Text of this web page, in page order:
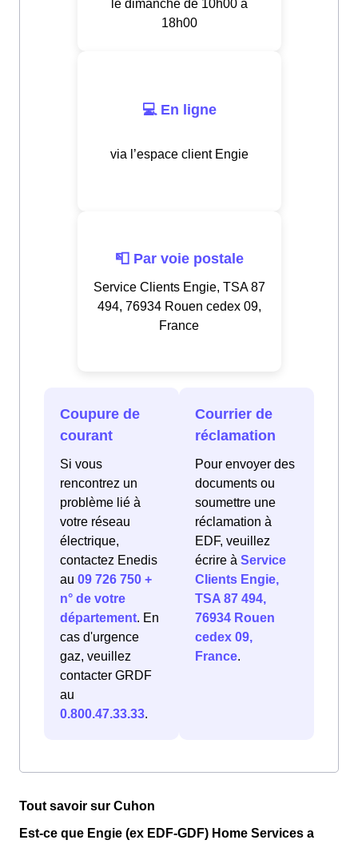
le dimanche de 10h00 à
18h00
💻 En ligne
via l’espace client Engie
📮 Par voie postale
Service Clients Engie, TSA 87
494, 76934 Rouen cedex 09,
France
Coupure de
courant
Si vous
rencontrez un
problème lié à
votre réseau
électrique,
contactez Enedis
au 09 726 750 +
n° de votre
département. En
cas d'urgence
gaz, veuillez
contacter GRDF
au
0.800.47.33.33.
Courrier de
réclamation
Pour envoyer des
documents ou
soumettre une
réclamation à
EDF, veuillez
écrire à Service
Clients Engie,
TSA 87 494,
76934 Rouen
cedex 09,
France.
Tout savoir sur Cuhon
Est-ce que Engie (ex EDF-GDF) Home Services a